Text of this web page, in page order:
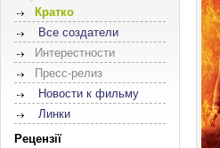
Кратко
Все создатели
Интерестности
Пресс-релиз
Новости к фильму
Линки
Рецензії